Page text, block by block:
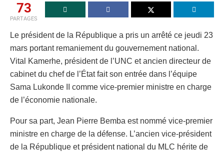
73
PARTAGES
Le président de la République a pris un arrêté ce jeudi 23
mars portant remaniement du gouvernement national.
Vital Kamerhe, président de l’UNC et ancien directeur de
cabinet du chef de l’État fait son entrée dans l’équipe
Sama Lukonde II comme vice-premier ministre en charge
de l’économie nationale.
Pour sa part, Jean Pierre Bemba est nommé vice-premier
ministre en charge de la défense. L’ancien vice-président
de la République et président national du MLC hérite de